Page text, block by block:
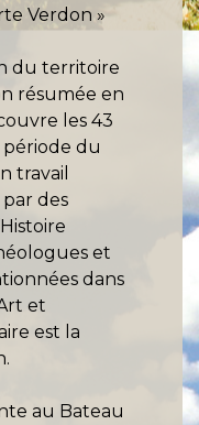
Verdon »
du territoire
résumée en
les 43
du
travail
des
et
dans
et
est la
au Bateau